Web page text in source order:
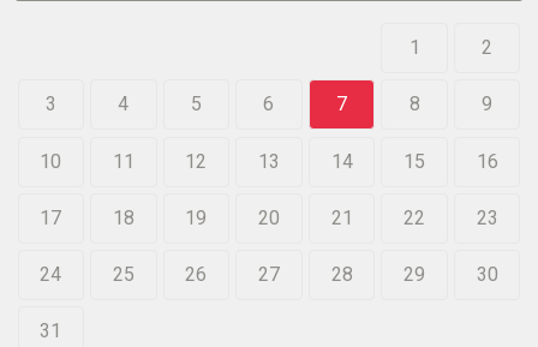
1 2
3 4 5 6 7 8 9
10 11 12 13 14 15 16
17 18 19 20 21 22 23
24 25 26 27 28 29 30
31